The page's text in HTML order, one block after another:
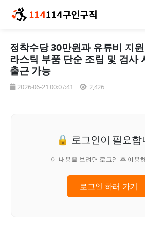
정착수당 30만원과 유류비 지
라스틱 부품 단순 조립 및 검사
출근 가능
2026-06-21 00:07:41 2,426
🔒 로그인이 필요합
이 내용을 보려면 로그인 후 이용
로그인 하러 가기